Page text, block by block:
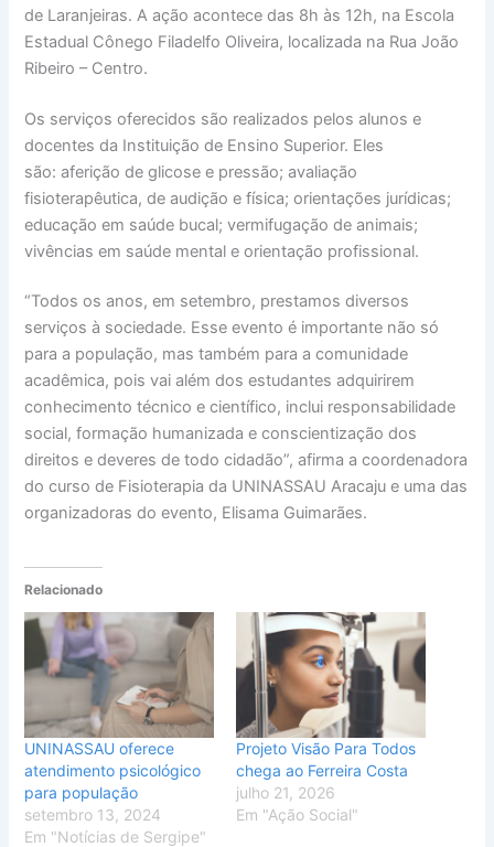
de Laranjeiras. A ação acontece das 8h às 12h, na Escola
Estadual Cônego Filadelfo Oliveira, localizada na Rua João
Ribeiro – Centro.
Os serviços oferecidos são realizados pelos alunos e
docentes da Instituição de Ensino Superior. Eles
são: aferição de glicose e pressão; ⁠avaliação
fisioterapêutica, de audição e física; orientações jurídicas;
⁠educação em saúde bucal; vermifugação de animais;
vivências em saúde mental e orientação profissional.
“Todos os anos, em setembro, prestamos diversos
serviços à sociedade. Esse evento é importante não só
para a população, mas também para a comunidade
acadêmica, pois vai além dos estudantes adquirirem
conhecimento técnico e científico, inclui responsabilidade
social, formação humanizada e conscientização dos
direitos e deveres de todo cidadão”, afirma a coordenadora
do curso de Fisioterapia da UNINASSAU Aracaju e uma das
organizadoras do evento, Elisama Guimarães.
Relacionado
UNINASSAU oferece
atendimento psicológico
para população
setembro 13, 2024
Em "Notícias de Sergipe"
Projeto Visão Para Todos
chega ao Ferreira Costa
julho 21, 2026
Em "Ação Social"